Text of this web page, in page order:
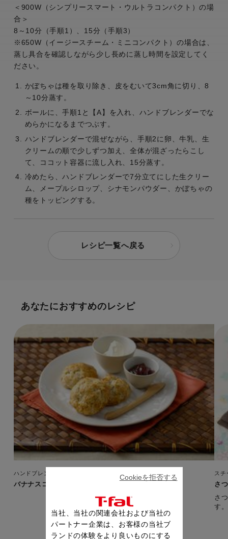
＜900W（シンプリースマート・ウルトラコンパクト）の場
合＞
8～10分（手順1）、15分（手順3）
※650W（イージースチーム・ミニコンパクト）の場合は、
蒸し具合を確認しながら少し長めに蒸し時間を設定してく
ださい。
かぼちゃは種を取り除き、皮をむいて3cm角に切り、8
～10分蒸す。
ボールに、手順1と【A】を入れ、ハンドブレンダーでな
めらかになるまでつぶす。
ハンドブレンダーで混ぜながら、手順2に卵、牛乳、生
クリームの順で少しずつ加え、全体が混ざったらこし
て、ココット容器に流し入れ、15分蒸す。
冷めたら、ハンドブレンダーで7分立てにした生クリー
ム、メープルシロップ、シナモンパウダー、かぼちゃの
種をトッピングする。
レシピ一覧へ戻る
あなたにおすすめのレシピ
ハンドブレンダー（クリック＆ミックス）
バナナスコーン
ス
さ
さ
す。
当社、当社の関連会社および当社の
パートナー企業は、お客様の当社ブ
ランドの体験をより良いものにする
Cookieを拒否する